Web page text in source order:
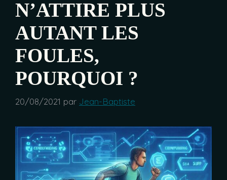
N’ATTIRE PLUS
AUTANT LES
FOULES,
POURQUOI ?
20/08/2021 par Jean-Baptiste